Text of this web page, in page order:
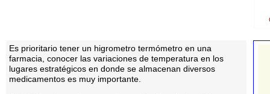
Es prioritario tener un higrometro termómetro en una
farmacia, conocer las variaciones de temperatura en los
lugares estratégicos en donde se almacenan diversos
medicamentos es muy importante.